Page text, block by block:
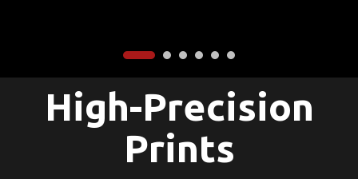
High-Precision
Prints